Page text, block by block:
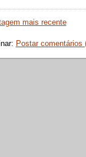
mais recente
Postar comentários